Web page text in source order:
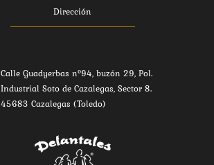
Dirección
Calle Guadyerbas nº94, buzón 29, Pol.
Industrial Soto de Cazalegas, Sector 8.
45683 Cazalegas (Toledo)